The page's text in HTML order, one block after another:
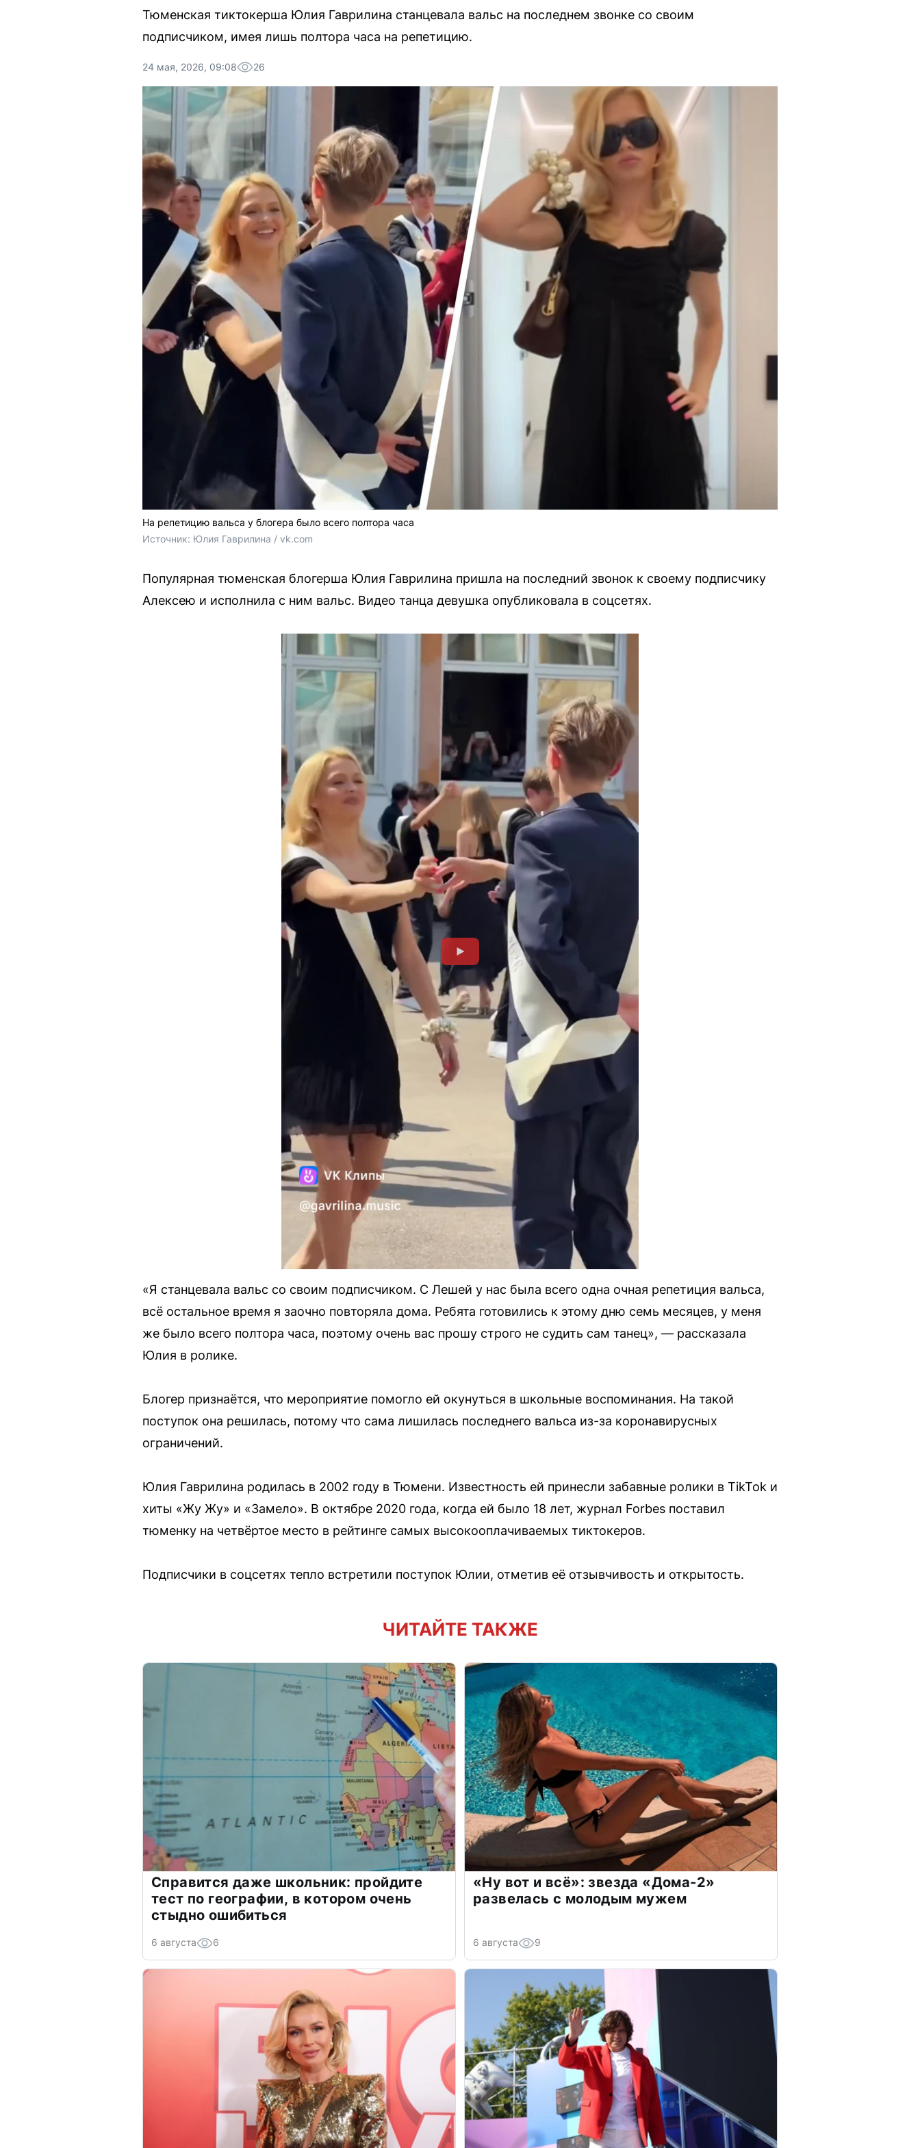
Тюменская тиктокерша Юлия Гаврилина станцевала вальс на последнем звонке со своим
подписчиком, имея лишь полтора часа на репетицию.
24 мая, 2026, 09:08 26
На репетицию вальса у блогера было всего полтора часа
Источник: Юлия Гаврилина / vk.com
Популярная тюменская блогерша Юлия Гаврилина пришла на последний звонок к своему подписчику
Алексею и исполнила с ним вальс. Видео танца девушка опубликовала в соцсетях.
«Я станцевала вальс со своим подписчиком. С Лешей у нас была всего одна очная репетиция вальса,
всё остальное время я заочно повторяла дома. Ребята готовились к этому дню семь месяцев, у меня
же было всего полтора часа, поэтому очень вас прошу строго не судить сам танец», — рассказала
Юлия в ролике.
Блогер признаётся, что мероприятие помогло ей окунуться в школьные воспоминания. На такой
поступок она решилась, потому что сама лишилась последнего вальса из-за коронавирусных
ограничений.
Юлия Гаврилина родилась в 2002 году в Тюмени. Известность ей принесли забавные ролики в TikTok и
хиты «Жу Жу» и «Замело». В октябре 2020 года, когда ей было 18 лет, журнал Forbes поставил
тюменку на четвёртое место в рейтинге самых высокооплачиваемых тиктокеров.
Подписчики в соцсетях тепло встретили поступок Юлии, отметив её отзывчивость и открытость.
ЧИТАЙТЕ ТАКЖЕ
Справится даже школьник: пройдите
тест по географии, в котором очень
стыдно ошибиться
6 августа 6
«Ну вот и всё»: звезда «Дома-2»
развелась с молодым мужем
6 августа 9